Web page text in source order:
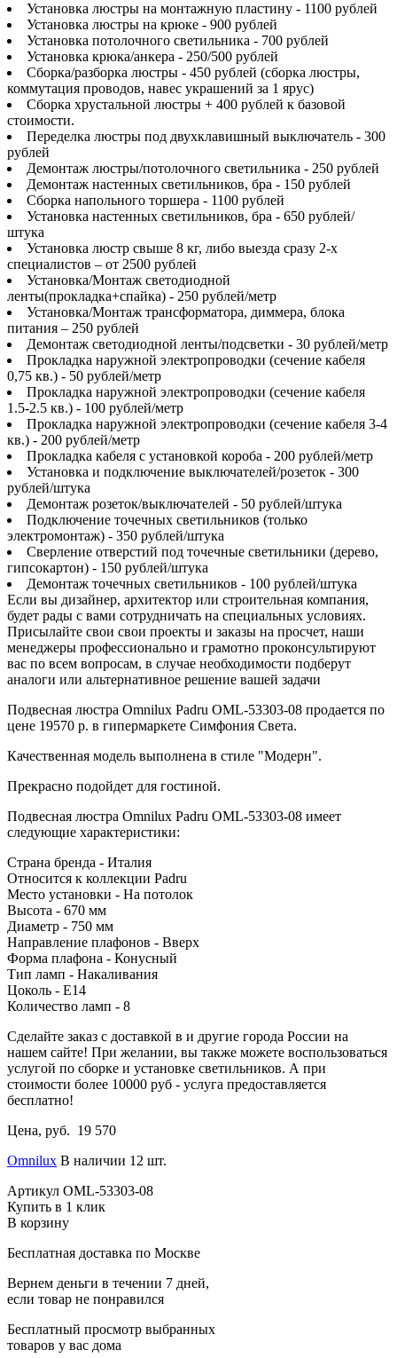
Установка люстры на монтажную пластину - 1100 рублей
Установка люстры на крюке - 900 рублей
Установка потолочного светильника - 700 рублей
Установка крюка/анкера - 250/500 рублей
Сборка/разборка люстры - 450 рублей (сборка люстры,
коммутация проводов, навес украшений за 1 ярус)
Сборка хрустальной люстры + 400 рублей к базовой
стоимости.
Переделка люстры под двухклавишный выключатель - 300
рублей
Демонтаж люстры/потолочного светильника - 250 рублей
Демонтаж настенных светильников, бра - 150 рублей
Сборка напольного торшера - 1100 рублей
Установка настенных светильников, бра - 650 рублей/
штука
Установка люстр свыше 8 кг, либо выезда сразу 2-х
специалистов – от 2500 рублей
Установка/Монтаж светодиодной
ленты(прокладка+спайка) - 250 рублей/метр
Установка/Монтаж трансформатора, диммера, блока
питания – 250 рублей
Демонтаж светодиодной ленты/подсветки - 30 рублей/метр
Прокладка наружной электропроводки (сечение кабеля
0,75 кв.) - 50 рублей/метр
Прокладка наружной электропроводки (сечение кабеля
1.5-2.5 кв.) - 100 рублей/метр
Прокладка наружной электропроводки (сечение кабеля 3-4
кв.) - 200 рублей/метр
Прокладка кабеля с установкой короба - 200 рублей/метр
Установка и подключение выключателей/розеток - 300
рублей/штука
Демонтаж розеток/выключателей - 50 рублей/штука
Подключение точечных светильников (только
электромонтаж) - 350 рублей/штука
Сверление отверстий под точечные светильники (дерево,
гипсокартон) - 150 рублей/штука
Демонтаж точечных светильников - 100 рублей/штука
Если вы дизайнер, архитектор или строительная компания,
будет рады с вами сотрудничать на специальных условиях.
Присылайте свои свои проекты и заказы на просчет, наши
менеджеры профессионально и грамотно проконсультируют
вас по всем вопросам, в случае необходимости подберут
аналоги или альтернативное решение вашей задачи
Подвесная люстра Omnilux Padru OML-53303-08 продается по
цене 19570 р. в гипермаркете Симфония Света.
Качественная модель выполнена в стиле "Модерн".
Прекрасно подойдет для гостиной.
Подвесная люстра Omnilux Padru OML-53303-08 имеет
следующие характеристики:
Страна бренда - Италия
Относится к коллекции Padru
Место установки - На потолок
Высота - 670 мм
Диаметр - 750 мм
Направление плафонов - Вверх
Форма плафона - Конусный
Тип ламп - Накаливания
Цоколь - E14
Количество ламп - 8
Сделайте заказ с доставкой в и другие города России на
нашем сайте! При желании, вы также можете воспользоваться
услугой по сборке и установке светильников. А при
стоимости более 10000 руб - услуга предоставляется
бесплатно!
Цена, руб. 19 570
Omnilux В наличии 12 шт.
Артикул OML-53303-08
Купить в 1 клик
В корзину
Бесплатная доставка по Москве
Вернем деньги в течении 7 дней,
если товар не понравился
Бесплатный просмотр выбранных
товаров у вас дома